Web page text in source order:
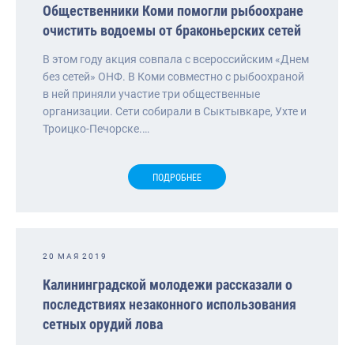
Общественники Коми помогли рыбоохране
очистить водоемы от браконьерских сетей
В этом году акция совпала с всероссийским «Днем
без сетей» ОНФ. В Коми совместно с рыбоохраной
в ней приняли участие три общественные
организации. Сети собирали в Сыктывкаре, Ухте и
Троицко-Печорске.…
ПОДРОБНЕЕ
20 МАЯ 2019
Калининградской молодежи рассказали о
последствиях незаконного использования
сетных орудий лова